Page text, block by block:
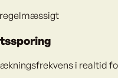
i realtid